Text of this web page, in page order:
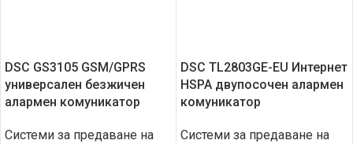
DSC GS3105 GSM/GPRS
универсален безжичен
алармен комуникатор
Системи за предаване на
DSC TL2803GE-EU Интернет
HSPA двупосочен алармен
комуникатор
Системи за предаване на